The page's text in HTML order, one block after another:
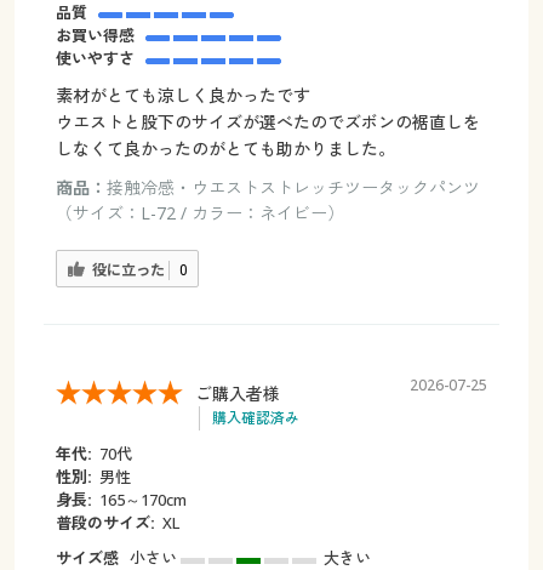
品質
お買い得感
使いやすさ
素材がとても涼しく良かったです
ウエストと股下のサイズが選べたのでズボンの裾直しを
しなくて良かったのがとても助かりました。
商品： 接触冷感・ウエストストレッチツータックパンツ
（サイズ：L-72 / カラー：ネイビー）
役に立った 0
ご購入者様
購入確認済み
2026-07-25
年代: 70代
性別: 男性
身長: 165～170cm
普段のサイズ: XL
サイズ感 小さい
大きい